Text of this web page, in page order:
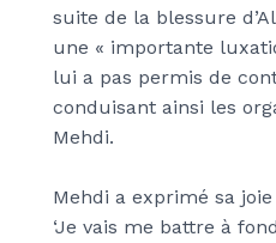
suite de la blessure
une « importante
lui a pas permis de
conduisant ainsi les
Mehdi.
Mehdi a exprimé sa
‘Je vais me battre à